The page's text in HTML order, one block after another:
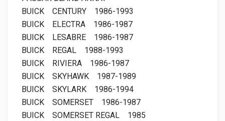
BUICK
CENTURY
1986-1993
BUICK
ELECTRA
1986-1987
BUICK
LESABRE
1986-1987
BUICK
REGAL
1988-1993
BUICK
RIVIERA
1986-1987
BUICK
SKYHAWK
1987-1989
BUICK
SKYLARK
1986-1994
BUICK
SOMERSET
1986-1987
BUICK
SOMERSET REGAL
1985